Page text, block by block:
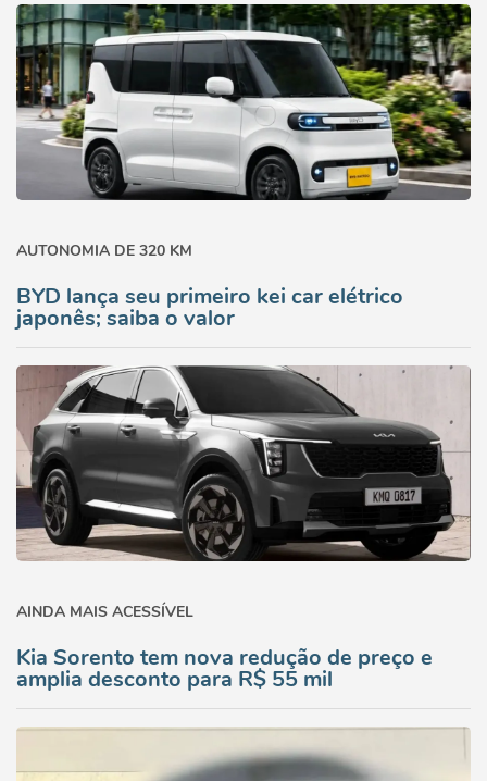
AUTONOMIA DE 320 KM
BYD lança seu primeiro kei car elétrico
japonês; saiba o valor
AINDA MAIS ACESSÍVEL
Kia Sorento tem nova redução de preço e
amplia desconto para R$ 55 mil